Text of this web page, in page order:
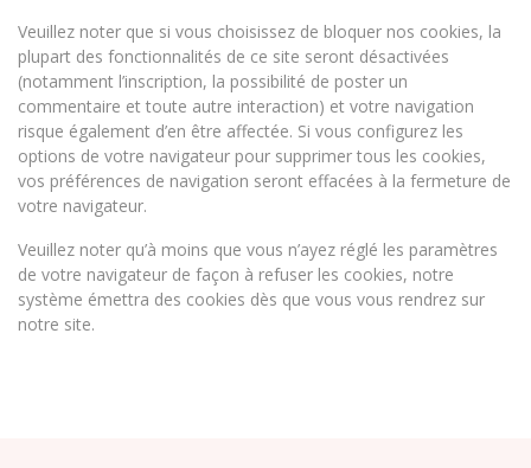
Veuillez noter que si vous choisissez de bloquer nos cookies, la
plupart des fonctionnalités de ce site seront désactivées
(notamment l’inscription, la possibilité de poster un
commentaire et toute autre interaction) et votre navigation
risque également d’en être affectée. Si vous configurez les
options de votre navigateur pour supprimer tous les cookies,
vos préférences de navigation seront effacées à la fermeture de
votre navigateur.
Veuillez noter qu’à moins que vous n’ayez réglé les paramètres
de votre navigateur de façon à refuser les cookies, notre
système émettra des cookies dès que vous vous rendrez sur
notre site.